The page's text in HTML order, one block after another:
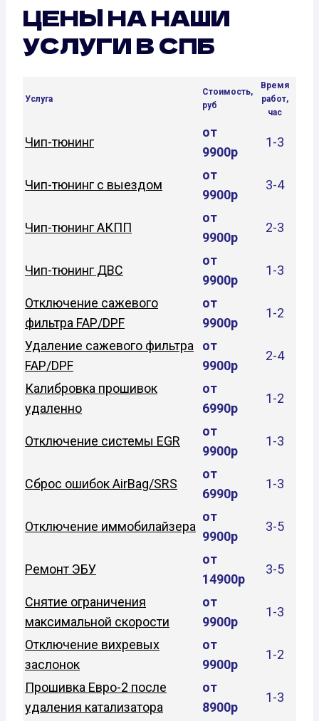
ЦЕНЫ НА НАШИ
УСЛУГИ В СПБ
Услуга
Стоимость,
руб
Время
работ,
час
Чип-тюнинг
от
9900р
1-3
Чип-тюнинг с выездом
от
9900р
3-4
Чип-тюнинг АКПП
от
9900р
2-3
Чип-тюнинг ДВС
от
9900р
1-3
Отключение сажевого
фильтра FAP/DPF
от
9900р
1-2
Удаление сажевого фильтра
FAP/DPF
от
9900р
2-4
Калибровка прошивок
удаленно
от
6990р
1-2
Отключение системы EGR
от
9900р
1-3
Сброс ошибок AirBag/SRS
от
6990р
1-3
Отключение иммобилайзера
от
9900р
3-5
Ремонт ЭБУ
от
14900р
3-5
Снятие ограничения
максимальной скорости
от
9900р
1-3
Отключение вихревых
заслонок
от
9900р
1-2
Прошивка Евро-2 после
удаления катализатора
от
8900р
1-3